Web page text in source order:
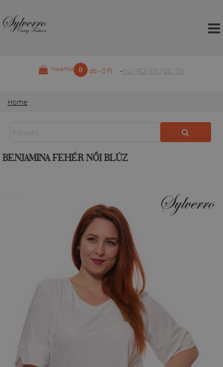
Kosárhoz 0 db - 0 Ft HU RO EN DE SK
Home
BENJAMINA FEHÉR NŐI BLÚZ